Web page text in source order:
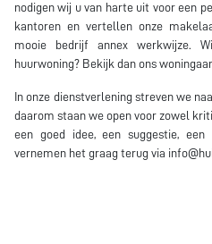
nodigen wij u van harte uit voor een
kantoren en vertellen onze
mooie bedrijf annex werkwijze.
huurwoning? Bekijk dan ons
In onze dienstverlening streven we
daarom staan we open voor zowel
een goed idee, een suggestie,
vernemen het graag terug via